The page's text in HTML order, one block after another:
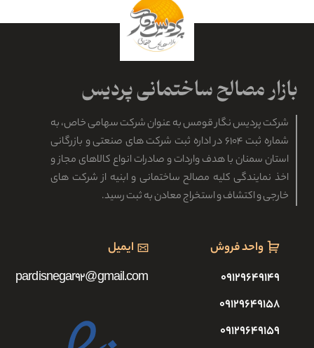
شرکت پردیس نگار قومس به عنوان شرکت سهامی خاص، به
شماره ثبت ۶۱۰۴ در اداره ثبت شرکت های صنعتی و بازرگانی
استان سمنان با هدف واردات و صادرات انواع کالاهای مجاز و
اخذ نمایندگی کلیه مصالح ساختمانی و ابنیه از شرکت های
خارجی و اکتشاف و استخراج معادن به ثبت رسید.
واحد فروش
۰۹۱۲۹۶۴۹۱۴۹
۰۹۱۲۹۶۴۹۱۵۸
۰۹۱۲۹۶۴۹۱۵۹
ایمیل
pardisnegar92@gmail.com